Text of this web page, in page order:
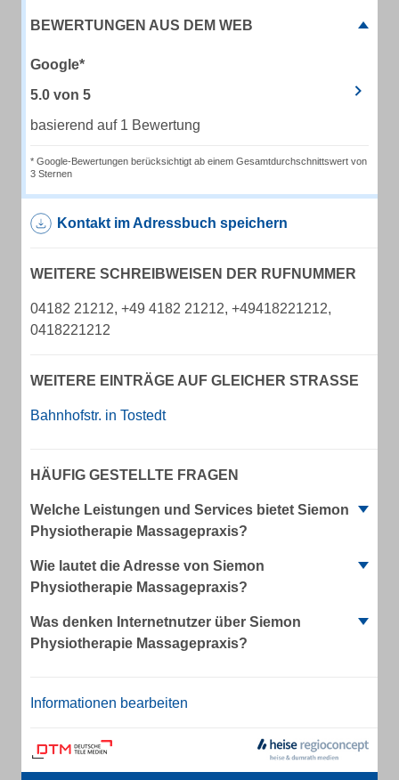
BEWERTUNGEN AUS DEM WEB
Google*
5.0 von 5
basierend auf 1 Bewertung
* Google-Bewertungen berücksichtigt ab einem Gesamtdurchschnittswert von
3 Sternen
Kontakt im Adressbuch speichern
WEITERE SCHREIBWEISEN DER RUFNUMMER
04182 21212, +49 4182 21212, +49418221212,
0418221212
WEITERE EINTRÄGE AUF GLEICHER STRASSE
Bahnhofstr. in Tostedt
HÄUFIG GESTELLTE FRAGEN
Welche Leistungen und Services bietet Siemon
Physiotherapie Massagepraxis?
Wie lautet die Adresse von Siemon
Physiotherapie Massagepraxis?
Was denken Internetnutzer über Siemon
Physiotherapie Massagepraxis?
Informationen bearbeiten